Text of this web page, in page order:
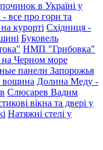
в Україні у
все про гори та
курорті Східниця -
Буковель
НМП "Грибовка"
на Черном море
панели Запорожья
вощина Долина Меду -
Слюсарев Вадим
вікна та двері у
Натяжні стелі у